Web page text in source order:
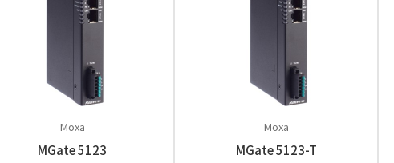
Moxa
MGate 5123
Moxa
MGate 5123-T